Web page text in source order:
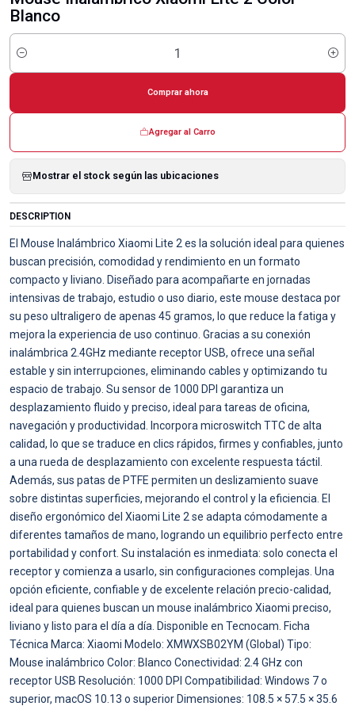
Blanco
Cantidad
Agregar al Carro
Comprar ahora
Mostrar el stock según las ubicaciones
DESCRIPTION
El Mouse Inalámbrico Xiaomi Lite 2 es la solución ideal para quienes
buscan precisión, comodidad y rendimiento en un formato
compacto y liviano. Diseñado para acompañarte en jornadas
intensivas de trabajo, estudio o uso diario, este mouse destaca por
su peso ultraligero de apenas 45 gramos, lo que reduce la fatiga y
mejora la experiencia de uso continuo. Gracias a su conexión
inalámbrica 2.4GHz mediante receptor USB, ofrece una señal
estable y sin interrupciones, eliminando cables y optimizando tu
espacio de trabajo. Su sensor de 1000 DPI garantiza un
desplazamiento fluido y preciso, ideal para tareas de oficina,
navegación y productividad. Incorpora microswitch TTC de alta
calidad, lo que se traduce en clics rápidos, firmes y confiables, junto
a una rueda de desplazamiento con excelente respuesta táctil.
Además, sus patas de PTFE permiten un deslizamiento suave
sobre distintas superficies, mejorando el control y la eficiencia. El
diseño ergonómico del Xiaomi Lite 2 se adapta cómodamente a
diferentes tamaños de mano, logrando un equilibrio perfecto entre
portabilidad y confort. Su instalación es inmediata: solo conecta el
receptor y comienza a usarlo, sin configuraciones complejas. Una
opción eficiente, confiable y de excelente relación precio-calidad,
ideal para quienes buscan un mouse inalámbrico Xiaomi preciso,
liviano y listo para el día a día. Disponible en Tecnocam. Ficha
Técnica Marca: Xiaomi Modelo: XMWXSB02YM (Global) Tipo:
Mouse inalámbrico Color: Blanco Conectividad: 2.4 GHz con
receptor USB Resolución: 1000 DPI Compatibilidad: Windows 7 o
superior, macOS 10.13 o superior Dimensiones: 108.5 × 57.5 × 35.6